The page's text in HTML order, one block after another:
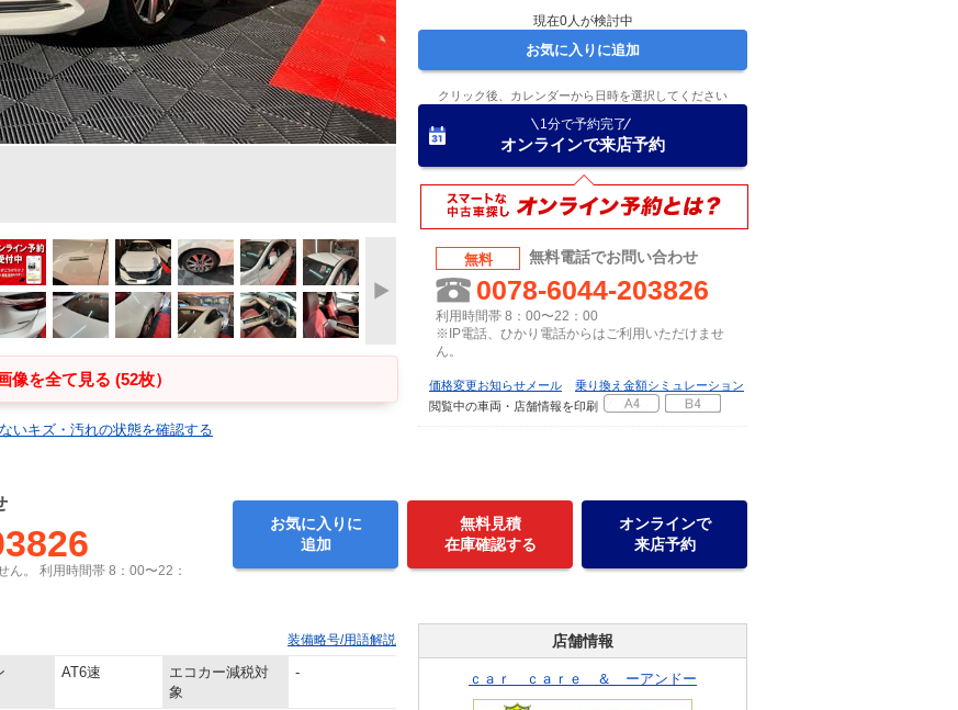
像を全て見る (52枚）
いキズ・汚れの状態を確認する
現在0人が検討中
お気に入りに追加
クリック後、カレンダーから日時を選択してください
1分で予約完了
オンラインで来店予約
無料 無料電話でお問い合わせ
0078-6044-203826
利用時間帯 8：00〜22：00
※IP電話、ひかり電話からはご利用いただけませ
ん。
価格変更お知らせメール
乗り換え金額シミュレーション
閲覧中の車両・店舗情報を印刷
。 利用時間帯 8：00〜22：
お気に入りに
追加
無料見積
在庫確認する
オンラインで
来店予約
装備略号/用語解説
AT6速
エコカー減税対
象
-
店舗情報
ｃａｒ ｃａｒｅ ＆ ーアンドー